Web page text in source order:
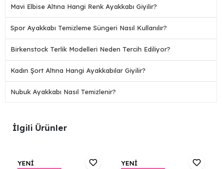
Mavi Elbise Altına Hangi Renk Ayakkabı Giyilir?
Spor Ayakkabı Temizleme Süngeri Nasıl Kullanılır?
Birkenstock Terlik Modelleri Neden Tercih Ediliyor?
Kadın Şort Altına Hangi Ayakkabılar Giyilir?
Nubuk Ayakkabı Nasıl Temizlenir?
İlgili Ürünler
YENİ YENİ